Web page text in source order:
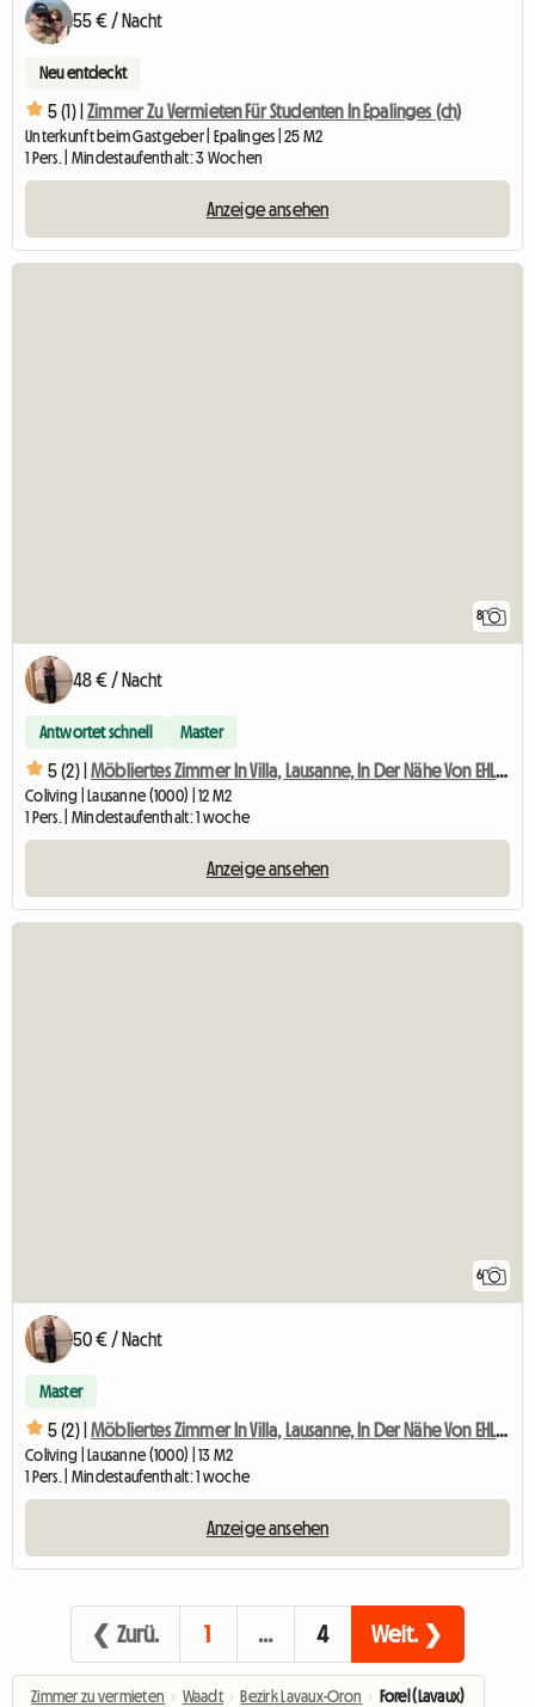
55 € / Nacht
Neu entdeckt
5 (1) | Zimmer Zu Vermieten Für Studenten In Epalinges (ch)
Unterkunft beim Gastgeber | Epalinges | 25 M2
1 Pers. | Mindestaufenthalt: 3 Wochen
Anzeige ansehen
8
48 € / Nacht
Antwortet schnell Master
5 (2) | Möbliertes Zimmer In Villa, Lausanne, In Der Nähe Von EHL, Biopôle-2
Coliving | Lausanne (1000) | 12 M2
1 Pers. | Mindestaufenthalt: 1 woche
Anzeige ansehen
6
50 € / Nacht
Master
5 (2) | Möbliertes Zimmer In Villa, Lausanne, In Der Nähe Von EHL, Biopôle-1
Coliving | Lausanne (1000) | 13 M2
1 Pers. | Mindestaufenthalt: 1 woche
Anzeige ansehen
❮ Zurü. 1 … 4 Weit. ❯
Zimmer zu vermieten › Waadt › Bezirk Lavaux-Oron › Forel (Lavaux)